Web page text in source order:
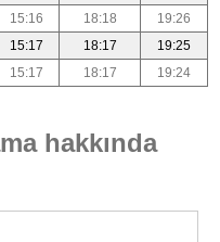
15:16 18:18
19:26
15:17 18:17
19:25
15:17 18:17 19:24
hakkında